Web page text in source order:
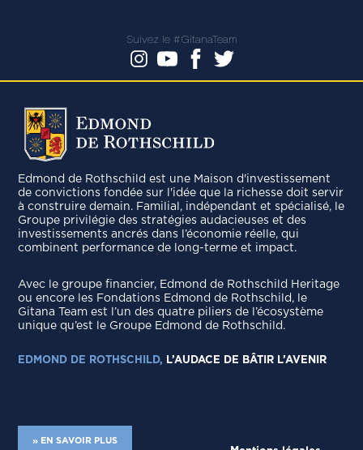
Suivez le #GitanaTeam
Edmond de Rothschild est une Maison d'investissement
de convictions fondée sur l'idée que la richesse doit servir
à construire demain. Familial, indépendant et spécialisé, le
Groupe privilégie des stratégies audacieuses et des
investissements ancrés dans l’économie réelle, qui
combinent performance de long-terme et impact.
Avec le groupe ﬁnancier, Edmond de Rothschild Heritage
ou encore les Fondations Edmond de Rothschild, le
Gitana Team est l’un des quatre piliers de l’écosystème
unique qu’est le Groupe Edmond de Rothschild.
EDMOND DE ROTHSCHILD, L’AUDACE DE BÂTIR L’AVENIR
» EN SAVOIR PLUS